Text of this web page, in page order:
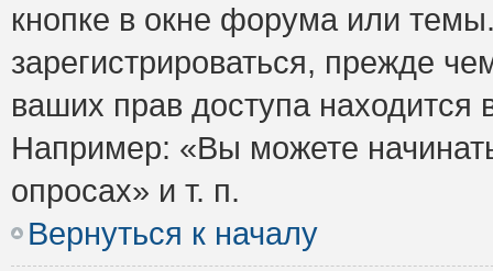
кнопке в окне форума или
зарегистрироваться, прежде
ваших прав доступа
Например: «Вы можете
опросах» и т. п.
Вернуться к началу